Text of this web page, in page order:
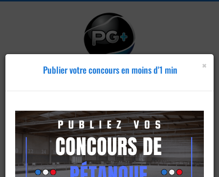
Publier un
concours
×
Publier votre concours en moins d'1 min